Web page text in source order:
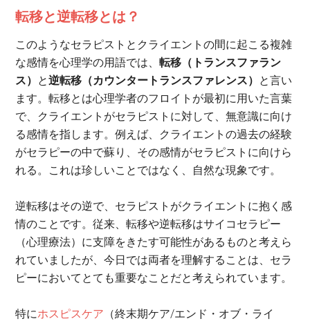
転移と逆転移とは？
このようなセラピストとクライエントの間に起こる複雑
な感情を心理学の用語では、転移（トランスファラン
ス） と逆転移（カウンタートランスファレンス） と言い
ます。転移とは心理学者のフロイトが最初に用いた言葉
で、クライエントがセラピストに対して、無意識に向け
る感情を指します。例えば、クライエントの過去の経験
がセラピーの中で蘇り、その感情がセラピストに向けら
れる。これは珍しいことではなく、自然な現象です。
逆転移はその逆で、セラピストがクライエントに抱く感
情のことです。従来、転移や逆転移はサイコセラピー
（心理療法）に支障をきたす可能性があるものと考えら
れていましたが、今日では両者を理解することは、セラ
ピーにおいてとても重要なことだと考えられています。
特にホスピスケア （終末期ケア/エンド・オブ・ライ